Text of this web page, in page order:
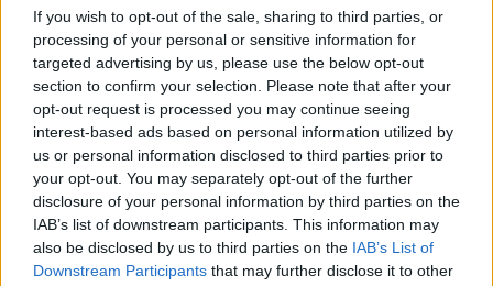
If you wish to opt-out of the sale, sharing to third parties, or
processing of your personal or sensitive information for
targeted advertising by us, please use the below opt-out
section to confirm your selection. Please note that after your
opt-out request is processed you may continue seeing
interest-based ads based on personal information utilized by
us or personal information disclosed to third parties prior to
your opt-out. You may separately opt-out of the further
disclosure of your personal information by third parties on the
IAB’s list of downstream participants. This information may
also be disclosed by us to third parties on the IAB’s List of
Downstream Participants that may further disclose it to other
al livello più alto di chi sarà chiamato a raccogliere le informazioni
registrate nell’utilizzo dei sistemi IoT.
Gli esperti della Clusit Community for Security propongono poi
un’analisi di nuovi ambiti applicativi e degli sviluppi di alcune
tecnologie abilitanti attese nei prossimi anni, quali le reti 5G,
tecnologie di Artificial intelligence (AI), Machine learning (ML). Le
stesse soluzioni IoT costituiscono inoltre esse stesse tecnologia
abilitante per altri ambiti innovativi, come l’Industria 4.0 e il Digital